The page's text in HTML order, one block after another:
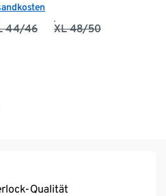
44/46 XL 48/50
Qualität